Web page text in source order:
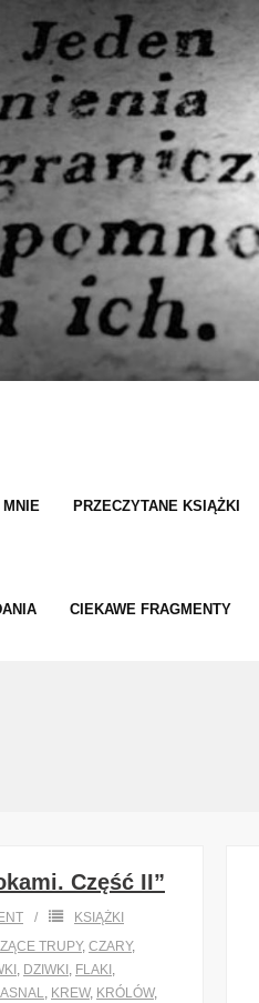
MNIE PRZECZYTANE KSIĄŻKI
CIEKAWE FRAGMENTY
Część II”
KSIĄŻKI
TRUPY, CZARY,
DZIWKI FLAKI
KREW, KRÓLÓW,